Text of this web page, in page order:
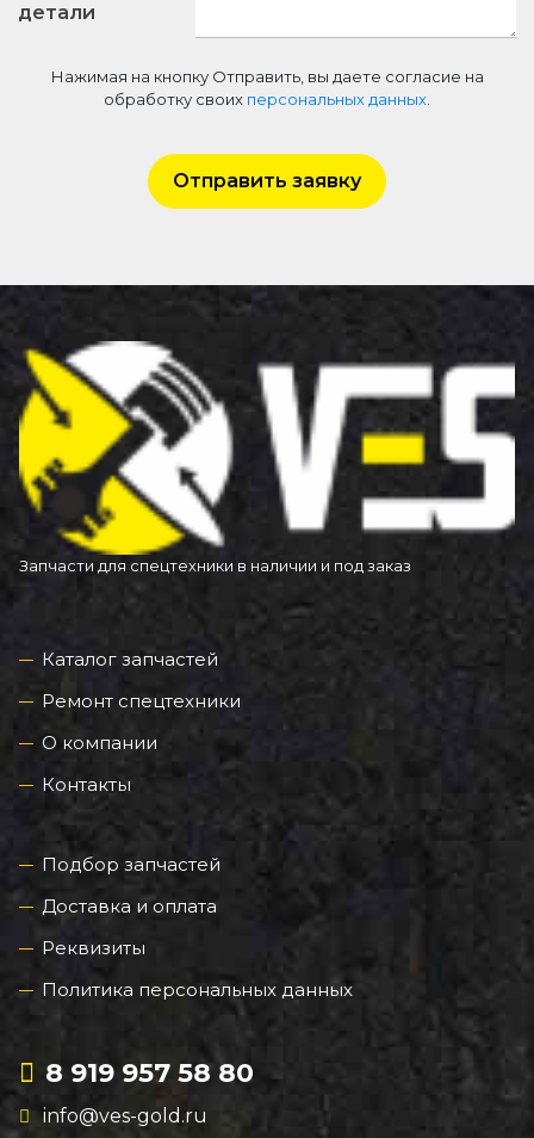
детали
Нажимая на кнопку Отправить, вы даете согласие на
обработку своих персональных данных
Отправить заявку
Запчасти для спецтехники в наличии и под заказ
Каталог запчастей
Ремонт спецтехники
О компании
Контакты
Подбор запчастей
Доставка и оплата
Реквизиты
Политика персональных данных
8 919 957 58 80
info@ves-gold.ru